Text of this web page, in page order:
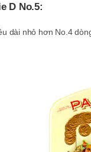
D No.5:
dài nhỏ hơn No.4